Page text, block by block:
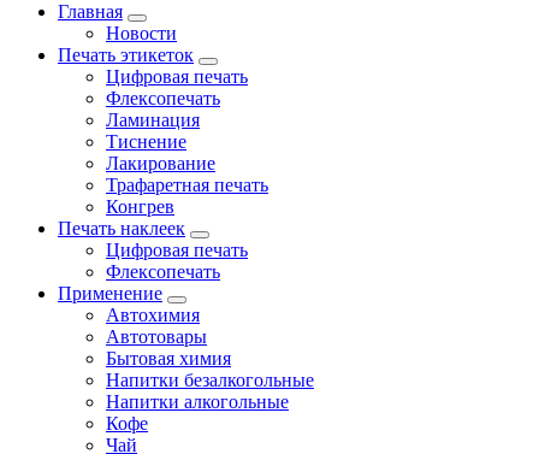
Главная
Новости
Печать этикеток
Цифровая печать
Флексопечать
Ламинация
Тиснение
Лакирование
Трафаретная печать
Конгрев
Печать наклеек
Цифровая печать
Флексопечать
Применение
Автохимия
Автотовары
Бытовая химия
Напитки безалкогольные
Напитки алкогольные
Кофе
Чай